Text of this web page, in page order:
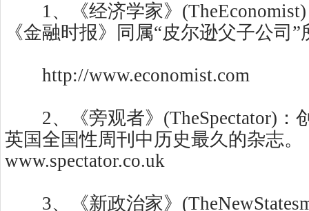
1、《经济学家》(TheEconomist)
《金融时报》同属“皮尔逊父子公司”
http://www.economist.com
2、《旁观者》(TheSpectator)：
英国全国性周刊中历史最久的杂志。
www.spectator.co.uk
3、《新政治家》